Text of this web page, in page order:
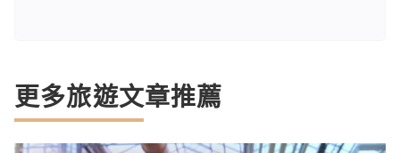
更多旅遊文章推薦